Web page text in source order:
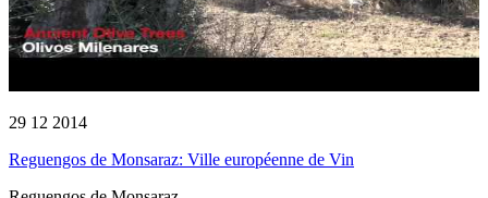
29 12 2014
Reguengos de Monsaraz: Ville européenne de Vin